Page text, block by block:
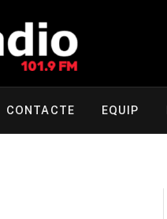
CONTACTE EQUIP